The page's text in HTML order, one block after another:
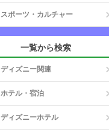
スポーツ・カルチャー
一覧から検索
ディズニー関連
ホテル・宿泊
ディズニーホテル